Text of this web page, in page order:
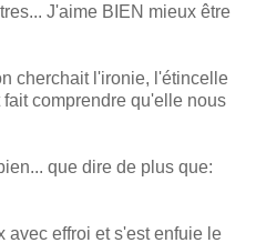
J'aime BIEN mieux être
cherchait l'ironie, l'étincelle
comprendre qu'elle nous
que dire de plus que:
avec effroi et s'est enfuie le